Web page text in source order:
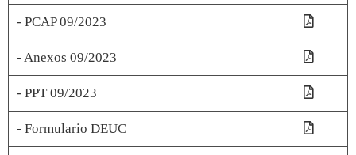
- PCAP 09/2023
- Anexos 09/2023
- PPT 09/2023
- Formulario DEUC